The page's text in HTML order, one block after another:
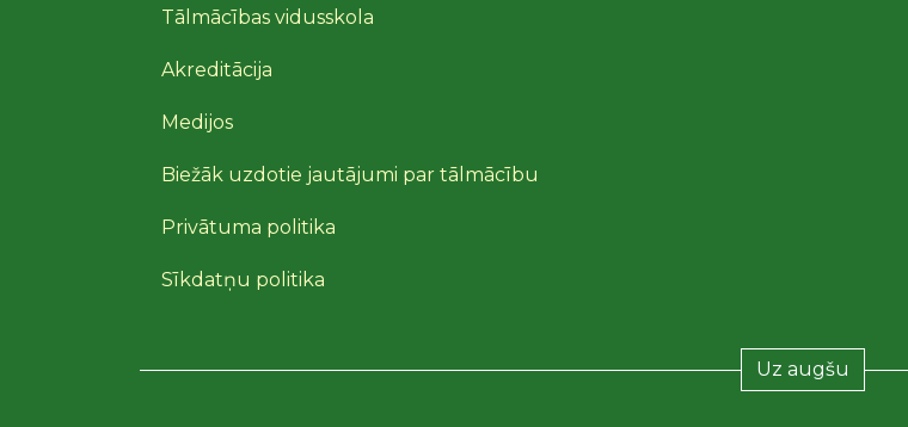
Tālmācības vidusskola
Akreditācija
Medijos
Biežāk uzdotie jautājumi par tālmācību
Privātuma politika
Sīkdatņu politika
Uz augšu